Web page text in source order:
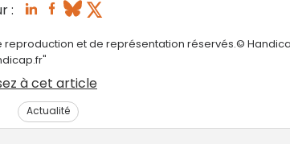
:
reproduction et de représentation réservés.©
à cet article
Actualité